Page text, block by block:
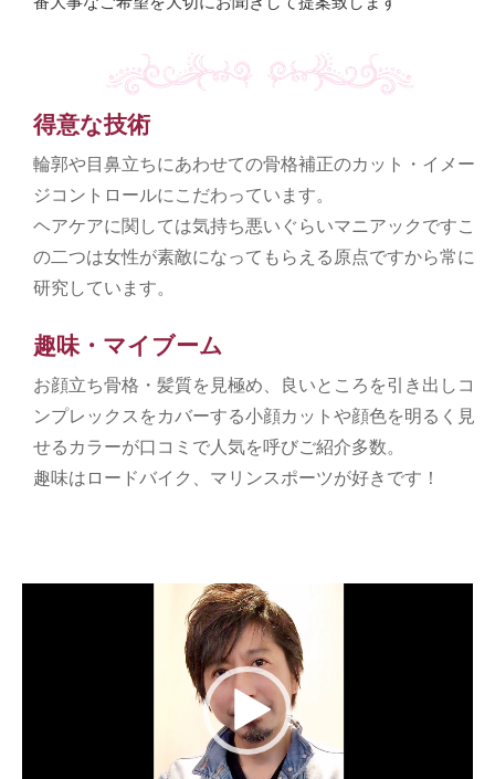
得意な技術
輪郭や目鼻立ちにあわせての骨格補正のカット・イメー
ジコントロールにこだわっています。
ヘアケアに関しては気持ち悪いぐらいマニアックですこ
の二つは女性が素敵になってもらえる原点ですから常に
研究しています。
趣味・マイブーム
お顔立ち骨格・髪質を見極め、良いところを引き出しコ
ンプレックスをカバーする小顔カットや顔色を明るく見
せるカラーが口コミで人気を呼びご紹介多数。
趣味はロードバイク、マリンスポーツが好きです！